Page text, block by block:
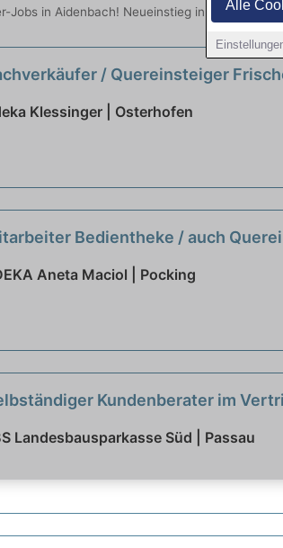
Alle
Jobs in Aidenbach! Neueinstieg in viele
/ Quereinsteiger
Klessinger | Osterhofen
Bedientheke / auch
Aneta Maciol | Pocking
Kundenberater im
Landesbausparkasse Süd | Passau